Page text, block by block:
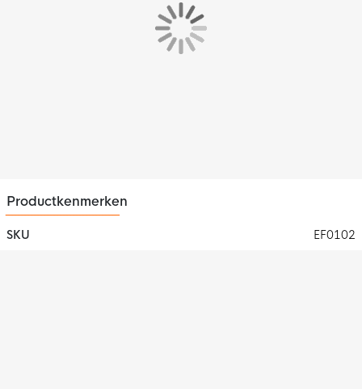
Productkenmerken
SKU EF0102